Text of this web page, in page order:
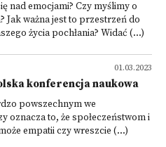
nad emocjami? Czy myślimy o
Jak ważna jest to przestrzeń do
życia pochłania? Widać (...)
01.03.2023
konferencja naukowa
powszechnym we
oznacza to, że społeczeństwom i
empatii czy wreszcie (...)